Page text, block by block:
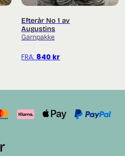
– strikkegruppe for strikkehjelp
fra Isagerher.
Efterår No 1 av
Augustins
Garnpakke
FRA: 840 kr